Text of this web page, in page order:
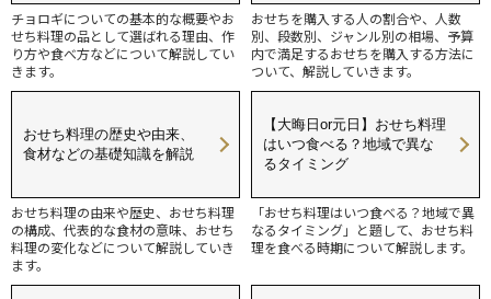
チョロギについての基本的な概要やお
せち料理の品として選ばれる理由、作
り方や食べ方などについて解説してい
きます。
おせちを購入する人の割合や、人数
別、段数別、ジャンル別の相場、予算
内で満足するおせちを購入する方法に
ついて、解説していきます。
おせち料理の歴史や由来、
食材などの基礎知識を解説
おせち料理の由来や歴史、おせち料理
の構成、代表的な食材の意味、おせち
料理の変化などについて解説していき
ます。
【大晦日or元日】おせち料理
はいつ食べる？地域で異な
るタイミング
「おせち料理はいつ食べる？地域で異
なるタイミング」と題して、おせち料
理を食べる時期について解説します。